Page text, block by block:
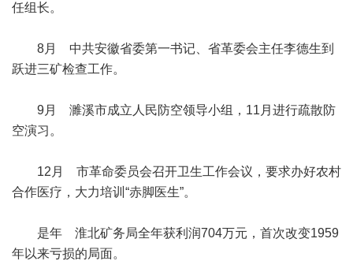
任组长。
8月 中共安徽省委第一书记、省革委会主任李德生到
跃进三矿检查工作。
9月 濉溪市成立人民防空领导小组，11月进行疏散防
空演习。
12月 市革命委员会召开卫生工作会议，要求办好农村
合作医疗，大力培训“赤脚医生”。
是年 淮北矿务局全年获利润704万元，首次改变1959
年以来亏损的局面。